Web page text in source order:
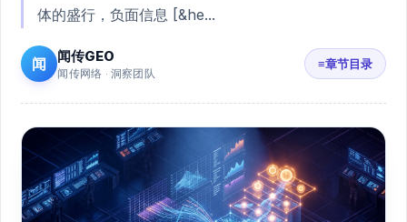
体的盛行，负面信息 [&he...
闻 闻传GEO
闻传网络 · 洞察团队
≡章节目录